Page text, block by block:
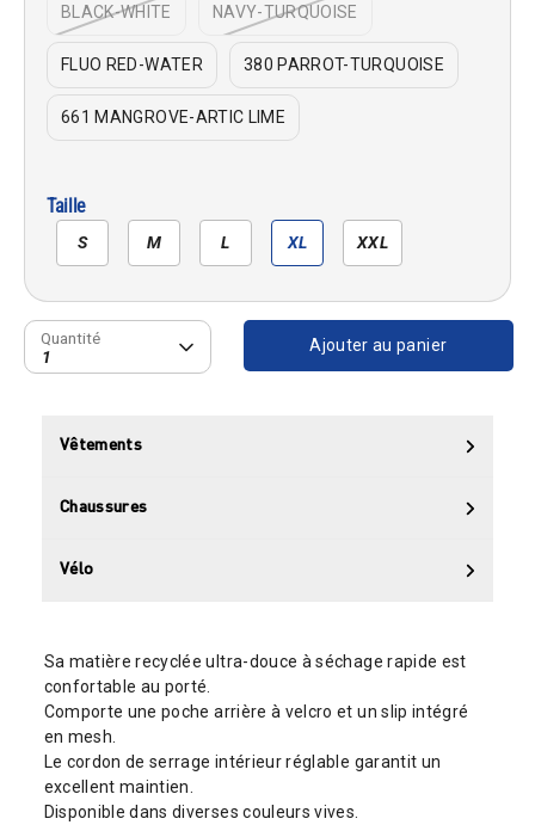
BLACK-WHITE NAVY-TURQUOISE
FLUO RED-WATER 380 PARROT-TURQUOISE
661 MANGROVE-ARTIC LIME
Taille
S M L XL XXL
Quantité
1
Quantité Ajouter au panier
Vêtements
Chaussures
Vélo
Sa matière recyclée ultra-douce à séchage rapide est
confortable au porté.
Comporte une poche arrière à velcro et un slip intégré
en mesh.
Le cordon de serrage intérieur réglable garantit un
excellent maintien.
Disponible dans diverses couleurs vives.